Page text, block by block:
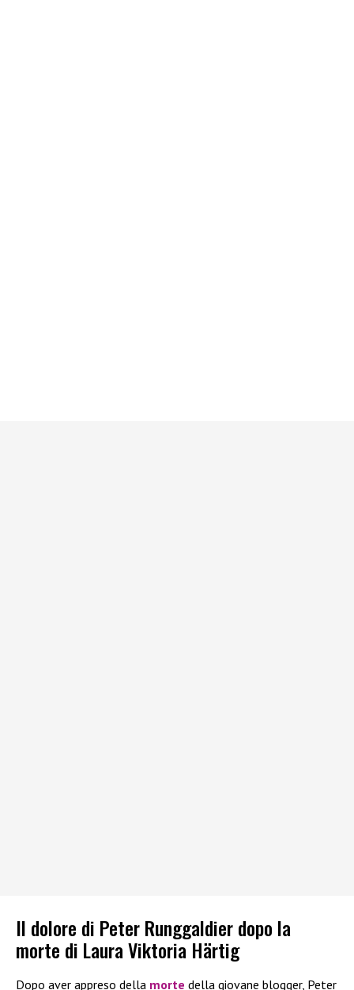
Il dolore di Peter Runggaldier dopo la
morte di Laura Viktoria Härtig
Dopo aver appreso della morte della giovane blogger, Peter